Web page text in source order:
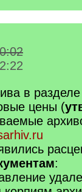
в
цены (
: